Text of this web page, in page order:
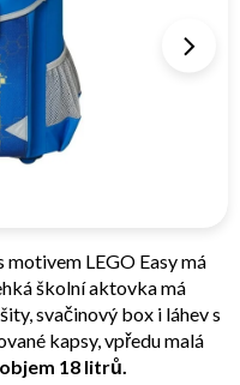
LEGO Easy má
školní aktovka má
svačinový box i láhev s
kapsy, vpředu malá
18 litrů.